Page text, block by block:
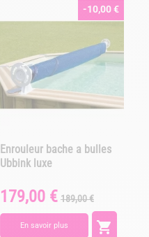
-10,00 €
Enrouleur bache a bulles
Ubbink luxe
Prix
179,00 € Prix
base
189,00 €
En savoir plus 